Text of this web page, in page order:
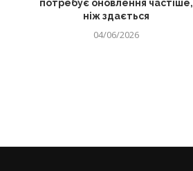
потребує оновлення частіше,
ніж здається
04/06/2026